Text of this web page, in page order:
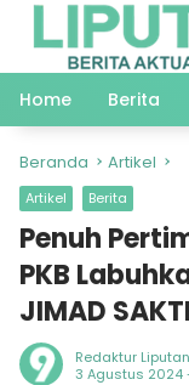
Langsung
Home
Berita
Beranda Artikel
Artikel Berita
Penuh
PKB
JIMAD
Redaktur
3 Agustus 2024